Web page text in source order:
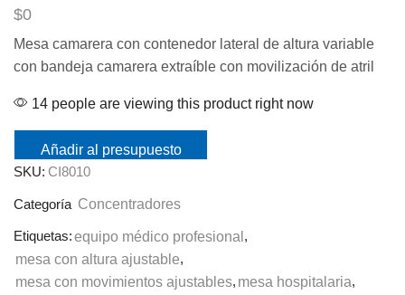
$0
Mesa camarera con contenedor lateral de altura variable
con bandeja camarera extraíble con movilización de atril
14 people are viewing this product right now
Añadir al presupuesto
SKU: CI8010
Categoría Concentradores
Etiquetas:equipo médico profesional ,
mesa con altura ajustable,
mesa con movimientos ajustables, mesa hospitalaria,